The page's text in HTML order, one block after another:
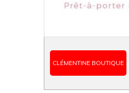
CLÉMENTINE BOUTIQUE